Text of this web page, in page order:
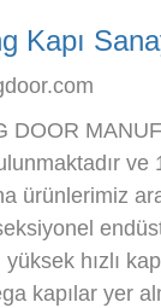
Kapı
DOOR
ve
ürünlerimiz
yüksek hızlı
kapılar yer